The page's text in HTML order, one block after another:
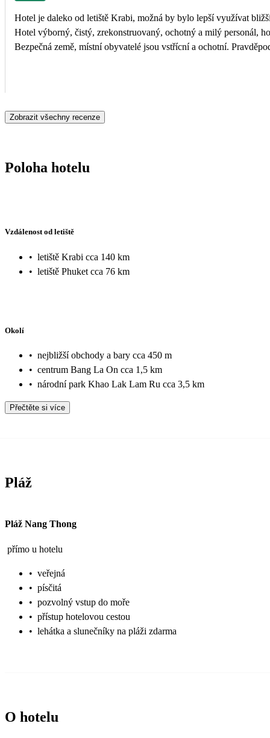
Hotel je daleko od letiště Krabi, možná by bylo lepší využívat
Hotel výborný, čistý, zrekonstruovaný, ochotný a milý personál,
Bezpečná země, místní obyvatelé jsou vstřícní a ochotní.
Zobrazit všechny recenze
Poloha hotelu
Vzdálenost od letiště
• letiště Krabi cca 140 km
• letiště Phuket cca 76 km
Okolí
• nejbližší obchody a bary cca 450 m
• centrum Bang La On cca 1,5 km
• národní park Khao Lak Lam Ru cca 3,5 km
Přečtěte si více
Pláž
Pláž Nang Thong
přímo u hotelu
• veřejná
• písčitá
• pozvolný vstup do moře
• přístup hotelovou cestou
• lehátka a slunečníky na pláži zdarma
O hotelu